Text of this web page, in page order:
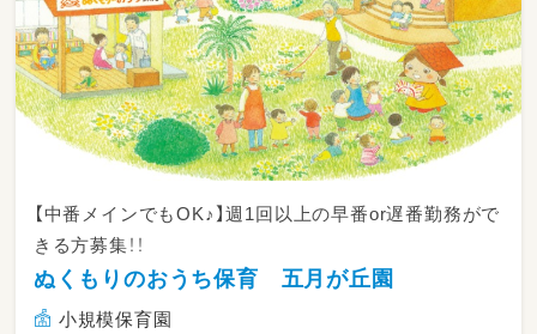
【中番メインでもOK♪】週1回以上の早番or遅番勤務がで
きる方募集！！
ぬくもりのおうち保育 五月が丘園
小規模保育園